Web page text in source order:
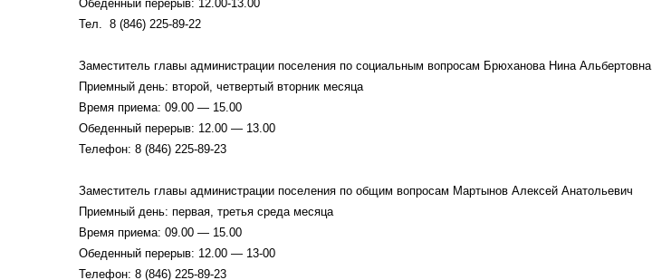
Обеденный перерыв: 12.00-13.00
Тел. 8 (846) 225-89-22
Заместитель главы администрации поселения по социальным вопросам Брюханова Нина Альбертовна
Приемный день: второй, четвертый вторник месяца
Время приема: 09.00 — 15.00
Обеденный перерыв: 12.00 — 13.00
Телефон: 8 (846) 225-89-23
Заместитель главы администрации поселения по общим вопросам Мартынов Алексей Анатольевич
Приемный день: первая, третья среда месяца
Время приема: 09.00 — 15.00
Обеденный перерыв: 12.00 — 13-00
Телефон: 8 (846) 225-89-23